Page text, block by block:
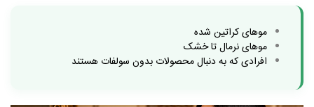
موهای کراتین شده
موهای نرمال تا خشک
افرادی که به دنبال محصولات بدون سولفات هستند